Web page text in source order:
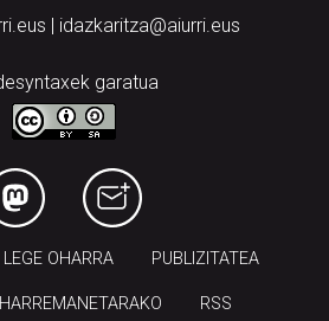
| idazkaritza@aiurri.eus
garatua
LEGE OHARRA PUBLIZITATEA
HARREMANETARAKO RSS